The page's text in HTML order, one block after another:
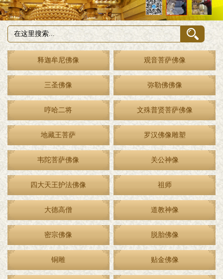
释迦牟尼佛像 观音菩萨佛像
三圣佛像 弥勒佛佛像
哼哈二将 文殊普贤菩萨佛像
地藏王菩萨 罗汉佛像雕塑
韦陀菩萨佛像 关公神像
四大天王护法佛像 祖师
大德高僧 道教神像
密宗佛像 脱胎佛像
铜雕 贴金佛像